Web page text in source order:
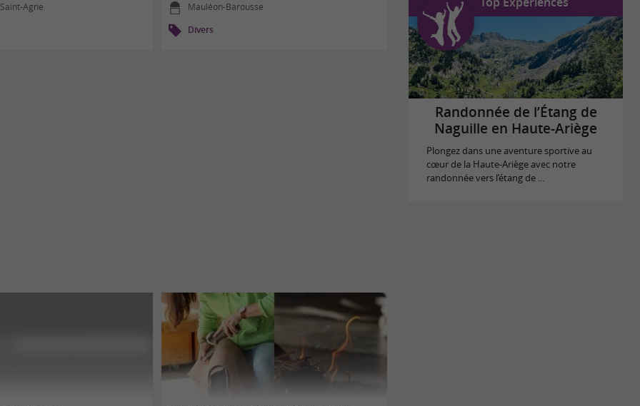
Agne
Mauléon-Barousse
Divers
Randonnée de l’Étang de
Naguille en Haute-Ariège
Plongez dans une aventure sportive au
cœur de la Haute-Ariège avec notre
randonnée vers l’étang de ...